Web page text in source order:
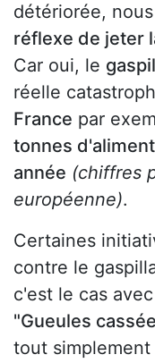
détériorée,
réflexe de jeter
Car oui, le
réelle
France par
tonnes
année (chiffres
européenne).
Certaines
contre le
c'est le cas
"Gueules
tout